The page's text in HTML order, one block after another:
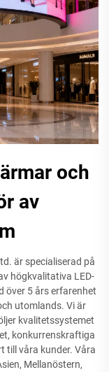
och
av
är specialiserad på
högkvalitativa LED-
över 5 års erfarenhet
utomlands. Vi är
kvalitetssystemet
konkurrenskraftiga
till våra kunder. Våra
Mellanöstern,